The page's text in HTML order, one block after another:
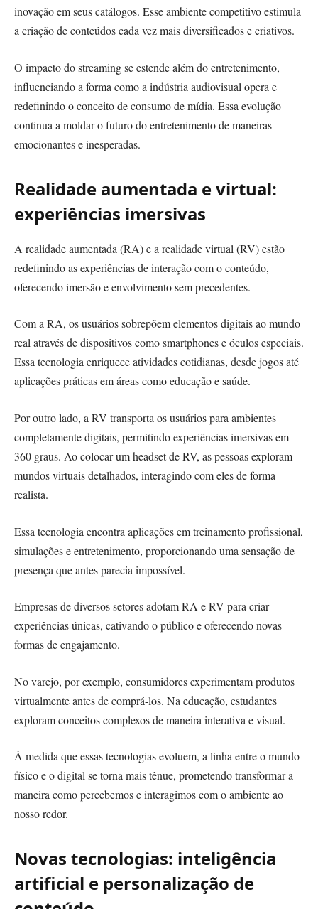
inovação em seus catálogos. Esse ambiente competitivo estimula
a criação de conteúdos cada vez mais diversificados e criativos.
O impacto do streaming se estende além do entretenimento,
influenciando a forma como a indústria audiovisual opera e
redefinindo o conceito de consumo de mídia. Essa evolução
continua a moldar o futuro do entretenimento de maneiras
emocionantes e inesperadas.
Realidade aumentada e virtual:
experiências imersivas
A realidade aumentada (RA) e a realidade virtual (RV) estão
redefinindo as experiências de interação com o conteúdo,
oferecendo imersão e envolvimento sem precedentes.
Com a RA, os usuários sobrepõem elementos digitais ao mundo
real através de dispositivos como smartphones e óculos especiais.
Essa tecnologia enriquece atividades cotidianas, desde jogos até
aplicações práticas em áreas como educação e saúde.
Por outro lado, a RV transporta os usuários para ambientes
completamente digitais, permitindo experiências imersivas em
360 graus. Ao colocar um headset de RV, as pessoas exploram
mundos virtuais detalhados, interagindo com eles de forma
realista.
Essa tecnologia encontra aplicações em treinamento profissional,
simulações e entretenimento, proporcionando uma sensação de
presença que antes parecia impossível.
Empresas de diversos setores adotam RA e RV para criar
experiências únicas, cativando o público e oferecendo novas
formas de engajamento.
No varejo, por exemplo, consumidores experimentam produtos
virtualmente antes de comprá-los. Na educação, estudantes
exploram conceitos complexos de maneira interativa e visual.
À medida que essas tecnologias evoluem, a linha entre o mundo
físico e o digital se torna mais tênue, prometendo transformar a
maneira como percebemos e interagimos com o ambiente ao
nosso redor.
Novas tecnologias: inteligência
artificial e personalização de